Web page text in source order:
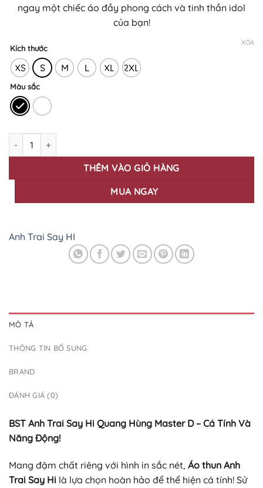
ngay một chiếc áo đầy phong cách và tinh thần idol
của bạn!
Kích thước
XS S M L XL 2XL
Màu sắc
XÓA
BST Áo thun Anh Trai Say Hi - Hình In KTS Cao Cấp - Quang
THÊM VÀO GIỎ HÀNG
MUA NGAY
Anh Trai Say HI
MÔ TẢ
THÔNG TIN BỔ SUNG
BRAND
ĐÁNH GIÁ (0)
BST Anh Trai Say Hi Quang Hùng Master D – Cá Tính Và
Năng Động!
Mang đậm chất riêng với hình in sắc nét, Áo thun Anh
Trai Say Hi là lựa chọn hoàn hảo để thể hiện cá tính! Sử